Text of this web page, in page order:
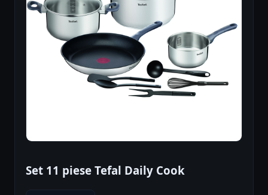
Set 11 piese Tefal Daily Cook